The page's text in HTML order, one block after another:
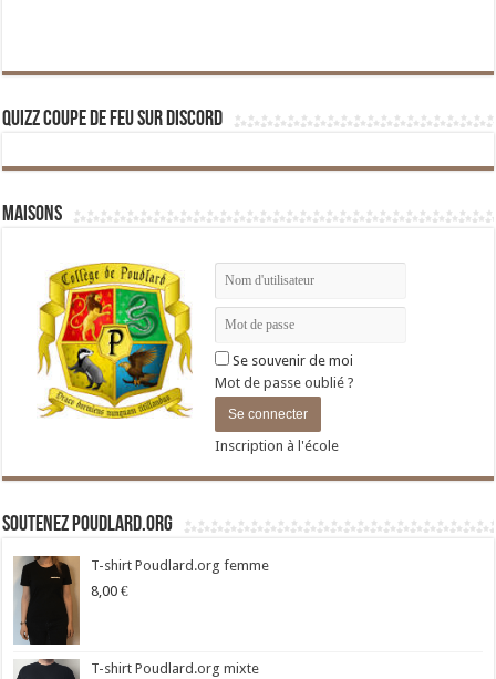
Quizz Coupe de Feu sur Discord
Maisons
Se souvenir de moi
Mot de passe oublié ?
Inscription à l'école
Soutenez Poudlard.org
T-shirt Poudlard.org femme
8,00 €
T-shirt Poudlard.org mixte